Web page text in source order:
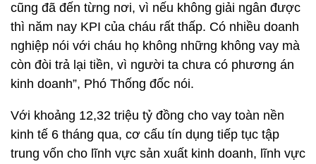
cũng đã đến từng nơi, vì nếu không giải ngân được
thì năm nay KPI của cháu rất thấp. Có nhiều doanh
nghiệp nói với cháu họ không những không vay mà
còn đòi trả lại tiền, vì người ta chưa có phương án
kinh doanh”, Phó Thống đốc nói.
Với khoảng 12,32 triệu tỷ đồng cho vay toàn nền
kinh tế 6 tháng qua, cơ cấu tín dụng tiếp tục tập
trung vốn cho lĩnh vực sản xuất kinh doanh, lĩnh vực